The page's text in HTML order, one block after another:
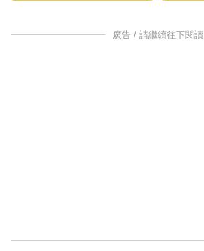
廣告 / 請繼續往下閱讀